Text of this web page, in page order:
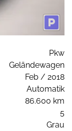
Pkw
Geländewagen
Feb / 2018
Automatik
86.600 km
5
Grau